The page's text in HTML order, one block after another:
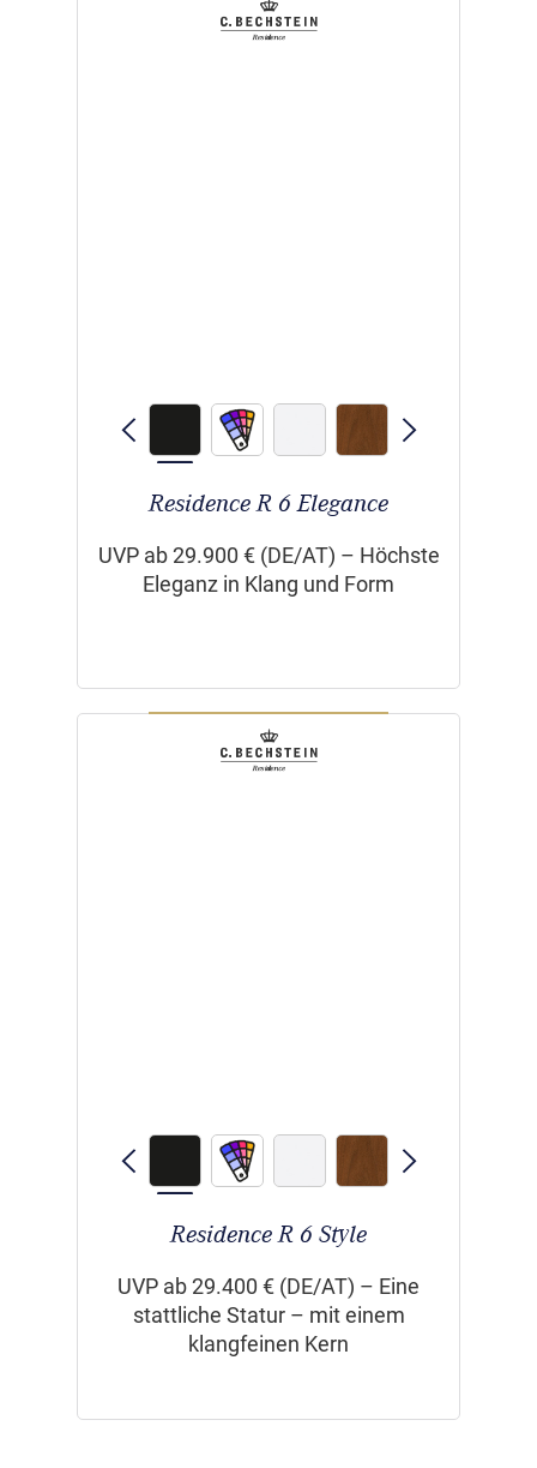
Residence R 6 Elegance
UVP ab 29.900 € (DE/AT) – Höchste
Eleganz in Klang und Form
Residence R 6 Style
UVP ab 29.400 € (DE/AT) – Eine
stattliche Statur – mit einem
klangfeinen Kern